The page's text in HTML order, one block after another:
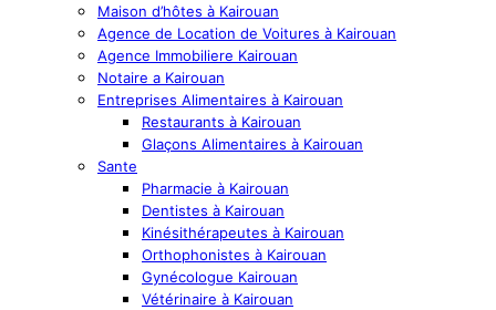
Maison d’hôtes à Kairouan
Agence de Location de Voitures à Kairouan
Agence Immobiliere Kairouan
Notaire a Kairouan
Entreprises Alimentaires à Kairouan
Restaurants à Kairouan
Glaçons Alimentaires à Kairouan
Sante
Pharmacie à Kairouan
Dentistes à Kairouan
Kinésithérapeutes à Kairouan
Orthophonistes à Kairouan
Gynécologue Kairouan
Vétérinaire à Kairouan